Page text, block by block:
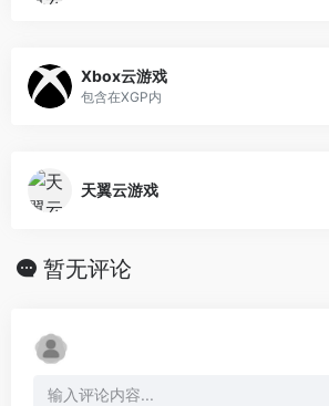
Xbox云游戏
包含在XGP内
天翼云游戏
暂无评论